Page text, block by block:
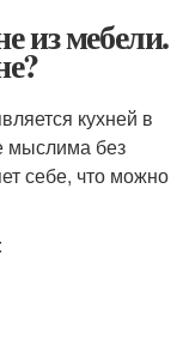
из мебели.
кухней в
мыслима без
себе, что можно